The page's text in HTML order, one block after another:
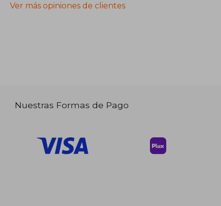
Ver más opiniones de clientes
Nuestras Formas de Pago